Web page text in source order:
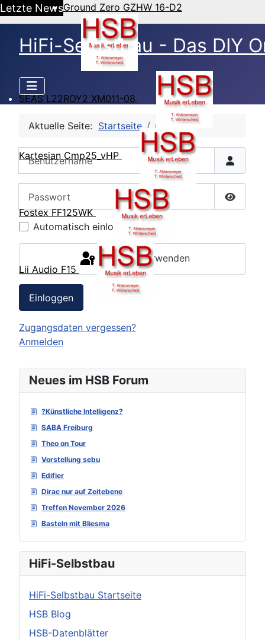
Letzte NewsGround Zero GZHW 16-D2
SEAS L22ROY2 XM011-08
Kartesian Cmp25_vHP
Fostex FF125WK
Lii Audio F15
HiFi-Selbstbau - Das DIY
Neues im HSB Forum
?Künstliche Intelligenz?
SABA Freiburg
Theo on Tour
Vorstellung sebu
Edifier
Dirac nur auf Zeitebene
Treffen November 2026
Basteln mit Bliesma
HiFi-Selbstbau
HiFi-Selbstbau Startseite
HSB Blog
HSB-Datenblätter
Aktuelle Seite: Startseite CB Login
Benutzername
Automatisch einloggen
Passkey verwenden
Einloggen
Zugangsdaten vergessen?
Anmelden